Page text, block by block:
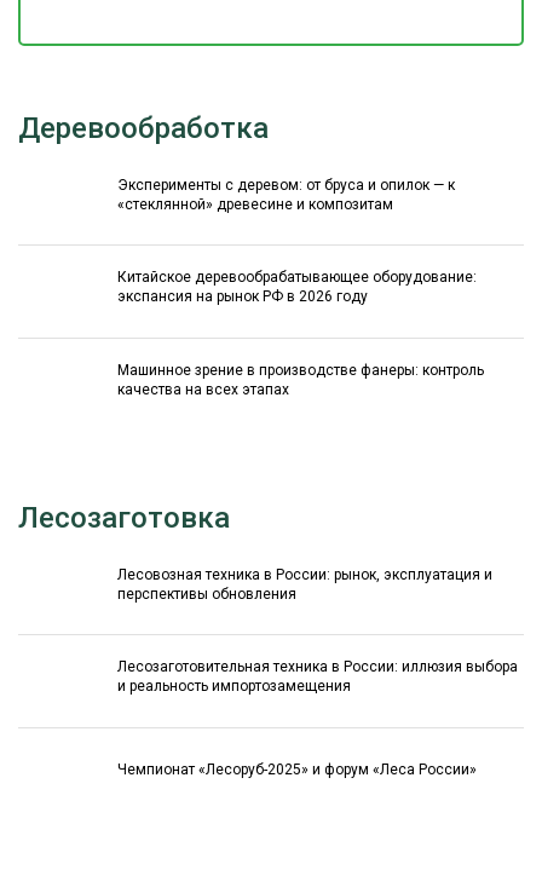
Деревообработка
Эксперименты с деревом: от бруса и опилок — к
«стеклянной» древесине и композитам
Китайское деревообрабатывающее оборудование:
экспансия на рынок РФ в 2026 году
Машинное зрение в производстве фанеры: контроль
качества на всех этапах
Лесозаготовка
Лесовозная техника в России: рынок, эксплуатация и
перспективы обновления
Лесозаготовительная техника в России: иллюзия выбора
и реальность импортозамещения
Чемпионат «Лесоруб-2025» и форум «Леса России»